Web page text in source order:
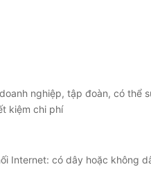
nghiệp, tập đoàn, có
kiệm chi phí
Internet: có dây hoặc không